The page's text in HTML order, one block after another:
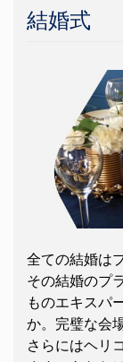
結婚式
全ての結婚は
その結婚のプ
ものエキスパ
か。完璧な会
さらにはヘリ